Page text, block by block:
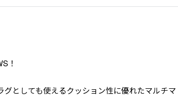
！
としても使えるクッション性に優れたマルチマ